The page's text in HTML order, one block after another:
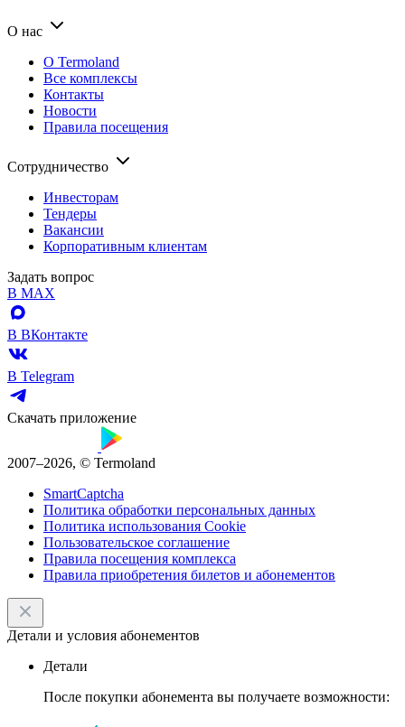
О нас
О Termoland
Все комплексы
Контакты
Новости
Правила посещения
Сотрудничество
Инвесторам
Тендеры
Вакансии
Корпоративным клиентам
Задать вопрос
В MAX
В ВКонтакте
В Telegram
Скачать приложение
2007–2026, © Termoland
SmartCaptcha
Политика обработки персональных данных
Политика использования Cookie
Пользовательское соглашение
Правила посещения комплекса
Правила приобретения билетов и абонементов
Детали и условия абонементов
Детали
После покупки абонемента вы получаете возможности: